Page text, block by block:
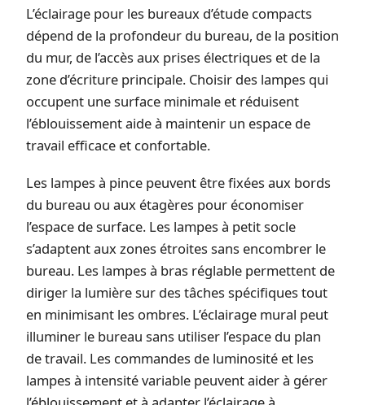
L’éclairage pour les bureaux d’étude compacts
dépend de la profondeur du bureau, de la position
du mur, de l’accès aux prises électriques et de la
zone d’écriture principale. Choisir des lampes qui
occupent une surface minimale et réduisent
l’éblouissement aide à maintenir un espace de
travail efficace et confortable.
Les lampes à pince peuvent être fixées aux bords
du bureau ou aux étagères pour économiser
l’espace de surface. Les lampes à petit socle
s’adaptent aux zones étroites sans encombrer le
bureau. Les lampes à bras réglable permettent de
diriger la lumière sur des tâches spécifiques tout
en minimisant les ombres. L’éclairage mural peut
illuminer le bureau sans utiliser l’espace du plan
de travail. Les commandes de luminosité et les
lampes à intensité variable peuvent aider à gérer